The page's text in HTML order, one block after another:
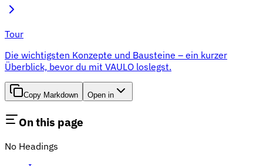
Tour
Die wichtigsten Konzepte und Bausteine – ein kurzer
Überblick, bevor du mit VAULO loslegst.
Copy Markdown Open in
On this page
No Headings